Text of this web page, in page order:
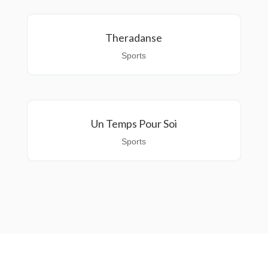
Theradanse
Sports
Un Temps Pour Soi
Sports